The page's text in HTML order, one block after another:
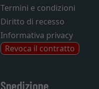
Termini e condizioni
Diritto di recesso
Informativa privacy
Revoca il contratto
Spedizione